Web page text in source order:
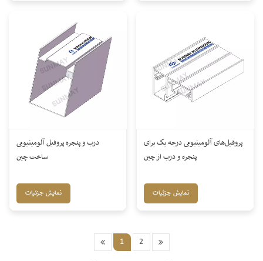
درب و پنجره پروفیل آلومینیومی
ساخت چین
نمایش جزئیات
پروفیل‌های آلومینیومی درجه یک برای
پنجره و درب از چین
نمایش جزئیات
1 2